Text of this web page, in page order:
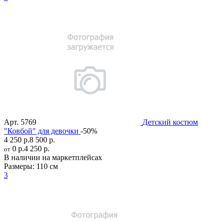
Арт. 5769
Детский костюм
"Ковбой" для девочки -50%
4 250 р.8 500 р.
от 0 р.4 250 р.
В наличии на маркетплейсах
Размеры: 110 см
3